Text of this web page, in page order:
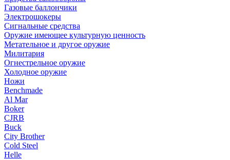
Газовые баллончики
Электрошокеры
Сигнальные средства
Оружие имеющее культурную ценность
Метательное и другое оружие
Милитария
Огнестрельное оружие
Холодное оружие
Ножи
Benchmade
Al Mar
Boker
CJRB
Buck
City Brother
Cold Steel
Helle